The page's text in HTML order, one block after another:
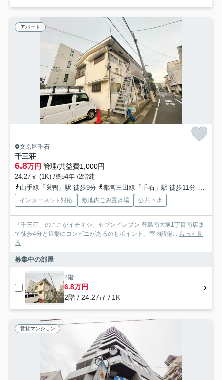
アパート
文京区千石
千三荘
6.8万円 管理/共益費1,000円
24.27㎡ (1K) /築54年 /2階建
山手線「巣鴨」駅 徒歩9分
都営三田線「千石」駅 徒歩11分 丸ノ
インターネット対応 敷地内ごみ置き場 公共下水
「千三荘」のここがイチオシ。セブンイレブン 豊島南大塚1丁目南店ま
で徒歩4分と近場にコンビニがあるのもポイント。室内設備... もっと見
る
募集中の部屋
2階
6.8万円
2階 / 24.27㎡ / 1K
賃貸マンション